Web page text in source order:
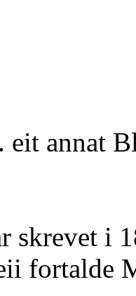
annat
skrevet i
fortalde